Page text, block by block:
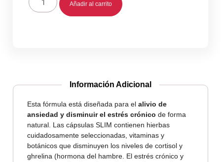
Añadir al carrito
Información Adicional
Esta fórmula está diseñada para el alivio de
ansiedad y disminuir el estrés crónico de forma
natural. Las cápsulas SLIM contienen hierbas
cuidadosamente seleccionadas, vitaminas y
botánicos que disminuyen los niveles de cortisol y
ghrelina (hormona del hambre. El estrés crónico y